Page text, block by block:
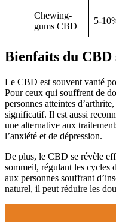
Chewing-
gums CBD
5-
Bienfaits du CBD
Le CBD est souvent vanté
Pour ceux qui souffrent de
personnes atteintes
significatif. Il est aussi
une alternative aux
l’anxiété et de dépression.
De plus, le CBD se révèle
sommeil, régulant les cycles
aux personnes souffrant
naturel, il peut réduire les